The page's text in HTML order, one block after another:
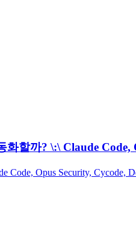
할까? \:\ Claude Code,
Opus Security,